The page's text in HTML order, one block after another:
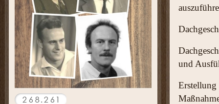
und
Erstellung